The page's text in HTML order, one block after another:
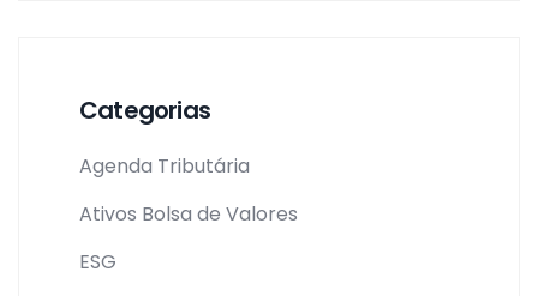
Categorias
Agenda Tributária
Ativos Bolsa de Valores
ESG